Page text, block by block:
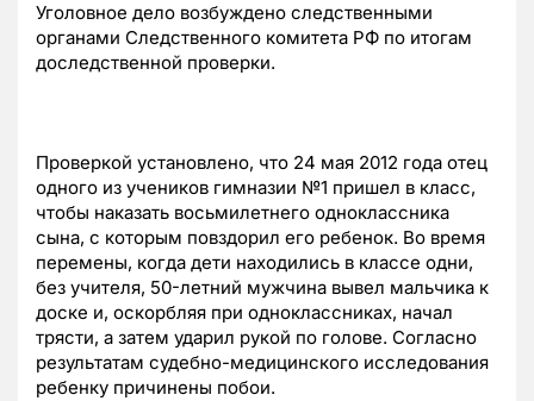
Уголовное дело возбуждено следственными
органами Следственного комитета РФ по итогам
доследственной проверки.
Проверкой установлено, что 24 мая 2012 года отец
одного из учеников гимназии №1 пришел в класс,
чтобы наказать восьмилетнего одноклассника
сына, с которым повздорил его ребенок. Во время
перемены, когда дети находились в классе одни,
без учителя, 50-летний мужчина вывел мальчика к
доске и, оскорбляя при одноклассниках, начал
трясти, а затем ударил рукой по голове. Согласно
результатам судебно-медицинского исследования
ребенку причинены побои.